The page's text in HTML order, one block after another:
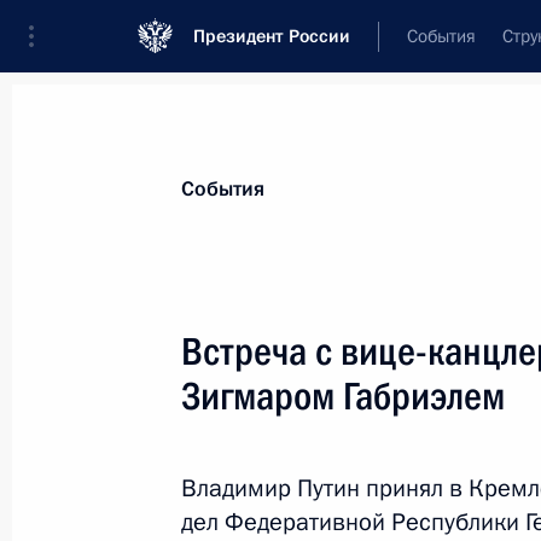
Президент России События
6 июля 2017 года, 07:00
События
Встреча с вице-
Зигмаром Габриэлем
Владимир Путин принял в
дел Федеративной Республики